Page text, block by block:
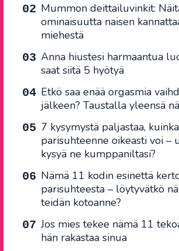
Mummon deittailuvinkit:
ominaisuutta naisen
miehestä
Anna hiustesi harmaantua
saat siitä 5 hyötyä
Etkö saa enää orgasmia
jälkeen? Taustalla yleensä
7 kysymystä paljastaa,
parisuhteenne oikeasti voi –
kysyä ne kumppaniltasi?
Nämä 11 kodin esinettä
parisuhteesta – löytyvätkö
teidän kotoanne?
Jos mies tekee nämä 11
hän rakastaa sinua